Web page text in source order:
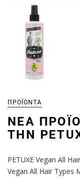
ΠΡΟΪΌΝΤΑ
NΈΑ
ΤΗΝ
PETUXE Vegan All
Vegan All Hair Types